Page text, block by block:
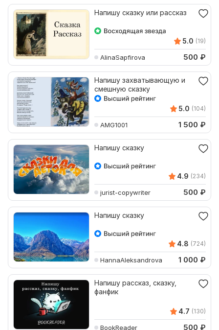
Напишу сказку или рассказ
5.0 (19)
AlinaSapfirova 500 ₽
Напишу захватывающую и
смешную сказку
5.0 (104)
AMG1001 1 500 ₽
Напишу сказку
4.9 (234)
jurist-copywriter 500 ₽
Напишу сказку
4.8 (724)
HannaAleksandrova 1 000 ₽
Напишу рассказ, сказку,
фанфик
4.7 (130)
BookReader 500 ₽